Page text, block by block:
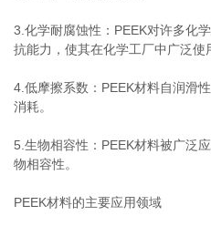
3.化学耐腐蚀性：PEEK对许多化
抗能力，使其在化学工厂中广泛使
4.低摩擦系数：PEEK材料自润滑
消耗。
5.生物相容性：PEEK材料被广泛
物相容性。
PEEK材料的主要应用领域